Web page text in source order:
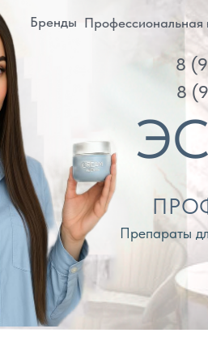
Препараты для
8 (982) 297
Профессиональная косметика
8 (982) 277